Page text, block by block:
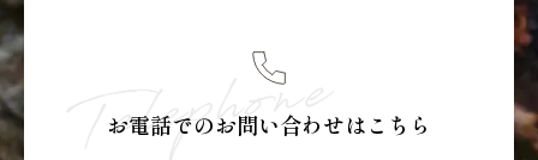
お電話でのお問い合わせはこちら